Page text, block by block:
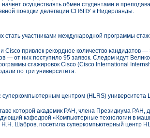
начнет осуществлять обмен студентами и
поездки делегации СПбПУ в Нидерланды.
стать участниками международной программы
Cisco привлек рекордное количество кандидатов
— от них поступило 95 заявок. Следом идут
стажировок Cisco (Cisco International
по три университета.
центром (HLRS) университета
которой академик РАН, члена Президиума РАН,
кафедрой «Компьютерные технологии в
Шабров, посетила суперкомпьютерный центр